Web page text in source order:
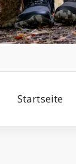
Startseite